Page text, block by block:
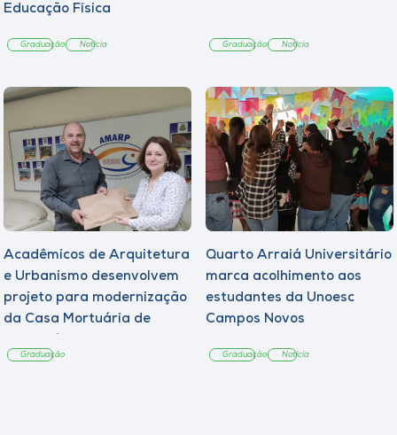
Educação Física
Graduação Notícia Graduação Notícia
Acadêmicos de Arquitetura
e Urbanismo desenvolvem
projeto para modernização
da Casa Mortuária de
Graduação
Quarto Arraiá Universitário
marca acolhimento aos
estudantes da Unoesc
Campos Novos
Graduação Notícia